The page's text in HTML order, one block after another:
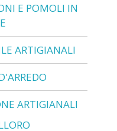
E POMOLI IN
ARTIGIANALI
ARTIGIANALI